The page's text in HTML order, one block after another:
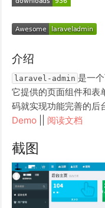
介绍
laravel-admin 是一
它提供的页面组件和表
码就实现功能完善的
Demo
阅读文档
截图